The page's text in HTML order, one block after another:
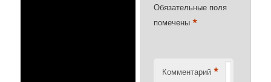
Обязательные поля
помечены*
Комментарий *